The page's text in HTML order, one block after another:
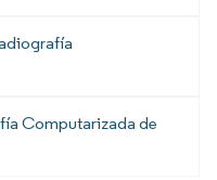
Computarizada de